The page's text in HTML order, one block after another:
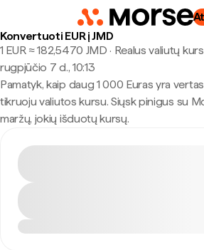
Konvertuoti EUR į JMD
1 EUR ≈ 182,5470 JMD · Realus valiutų
rugpjūčio 7 d., 10:13
Pamatyk, kaip daug 1 000 Euras yra
tikruoju valiutos kursu. Siųsk pinigus su
maržų, jokių išduotų kursų.